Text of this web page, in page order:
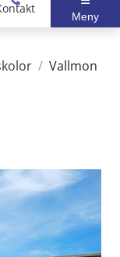
Meny
/ Vallmon